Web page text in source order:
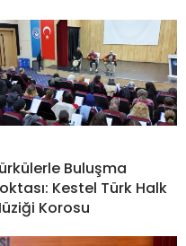
Buluşma
Kestel Türk Halk
Korosu